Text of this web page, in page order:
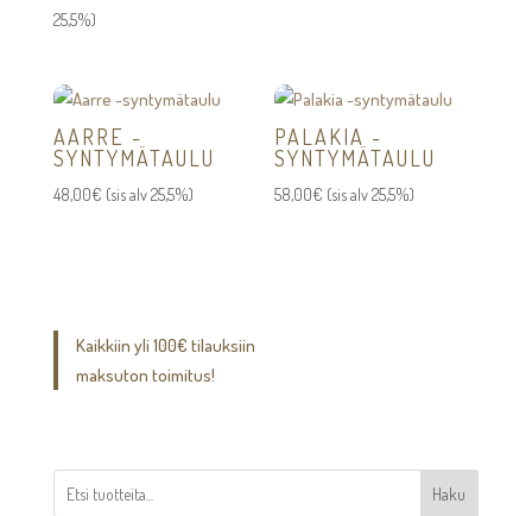
25,5%)
AARRE -
SYNTYMÄTAULU
48,00€ (sis alv 25,5%)
PALAKIA -
SYNTYMÄTAULU
58,00€ (sis alv 25,5%)
Kaikkiin yli 100€ tilauksiin
maksuton toimitus!
Haku